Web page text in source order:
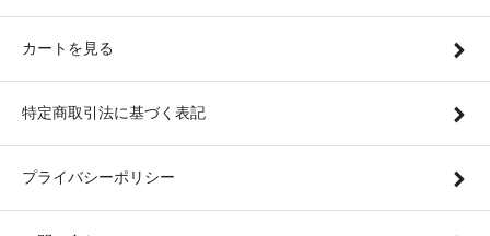
カートを見る
特定商取引法に基づく表記
プライバシーポリシー